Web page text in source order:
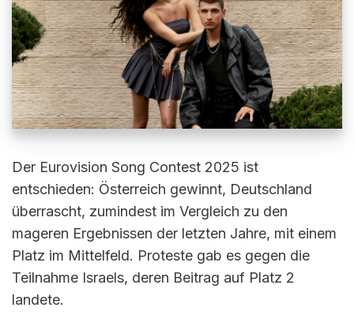
Der Eurovision Song Contest 2025 ist
entschieden: Österreich gewinnt, Deutschland
überrascht, zumindest im Vergleich zu den
mageren Ergebnissen der letzten Jahre, mit einem
Platz im Mittelfeld. Proteste gab es gegen die
Teilnahme Israels, deren Beitrag auf Platz 2
landete.